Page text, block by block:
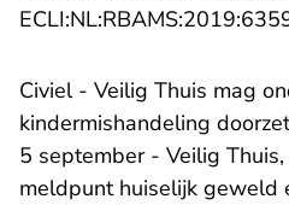
Civiel - Veilig Thuis mag
kindermishandeling
5 september - Veilig
meldpunt huiselijk geweld